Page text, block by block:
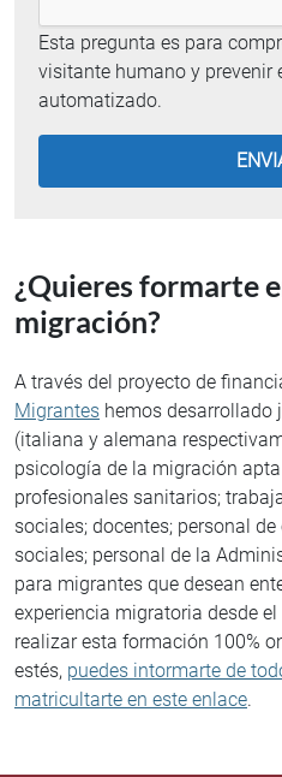
Esta pregunta es para
visitante humano y prevenir
automatizado.
¿Quieres formarte
migración?
A través del proyecto de
Migrantes hemos desarrollado
(italiana y alemana
psicología de la migración
profesionales sanitarios;
sociales; docentes; personal
sociales; personal de la
para migrantes que desean
experiencia migratoria desde
realizar esta formación 100%
estés, puedes intormarte de
matricultarte en este enlace.